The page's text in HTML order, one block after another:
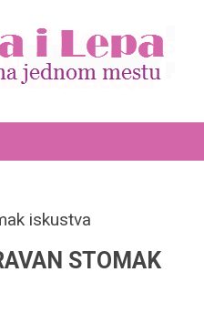
iskustva
STOMAK